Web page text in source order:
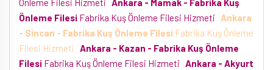
Önleme Filesi Hizmeti Ankara - Mamak - Fabrika Kuş
Önleme Filesi Fabrika Kuş Önleme Filesi Hizmeti
Ankara
- Sincan - Fabrika Kuş Önleme Filesi Fabrika Kuş Önleme
Filesi Hizmeti Ankara - Kazan - Fabrika Kuş Önleme
Filesi Fabrika Kuş Önleme Filesi Hizmeti Ankara - Akyurt